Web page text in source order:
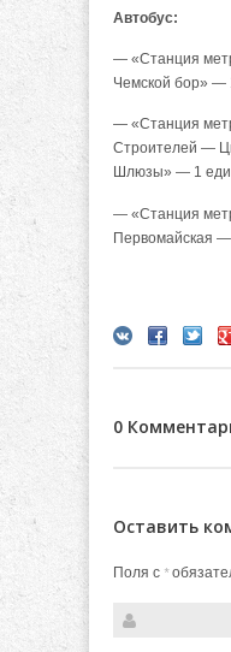
Автобус:
— «Станция
Чемской бор» —
— «Станция
Строителей —
Шлюзы» — 1
— «Станция
Первомайская
0
Оставить
Поля с *